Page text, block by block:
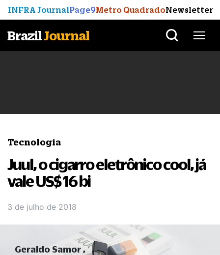
INFRA JournalPage9Metro QuadradoNewsletter
BrazilJournal
Tecnologia
Juul, o cigarro eletrônico cool, já
vale US$ 16 bi
3 de julho de 2018
Geraldo Samor